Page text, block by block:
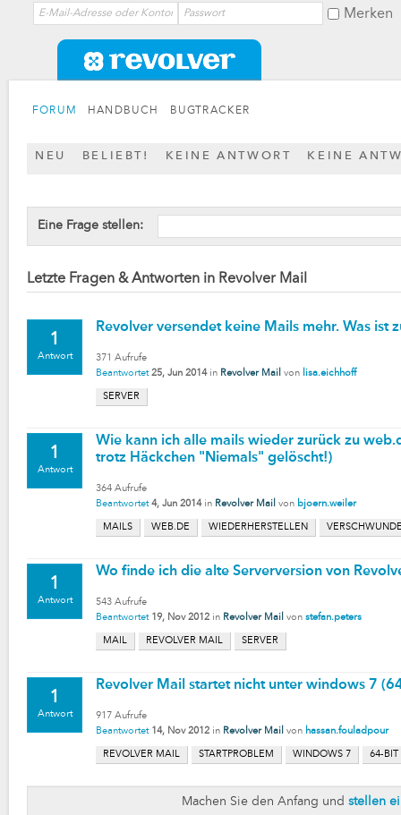
Merken
FORUM HANDBUCH BUGTRACKER
NEU BELIEBT! KEINE ANTWORT KEINE
Eine Frage stellen:
Letzte Fragen & Antworten in Revolver Mail
1
Antwort
Revolver versendet keine Mails mehr. Was ist
371 Aufrufe
Beantwortet 25, Jun 2014 in Revolver Mail von lisa.eichhoff
SERVER
1
Antwort
Wie kann ich alle mails wieder zurück zu
trotz Häckchen "Niemals" gelöscht!)
364 Aufrufe
Beantwortet 4, Jun 2014 in Revolver Mail von bjoern.weiler
MAILS WEB.DE WIEDERHERSTELLEN
1
Antwort
Wo finde ich die alte Serverversion von
543 Aufrufe
Beantwortet 19, Nov 2012 in Revolver Mail von stefan.peters
MAIL REVOLVER MAIL SERVER
1
Antwort
Revolver Mail startet nicht unter windows 7
917 Aufrufe
Beantwortet 14, Nov 2012 in Revolver Mail von hassan.fouladpour
REVOLVER MAIL STARTPROBLEM WINDOWS 7 64-BIT
Machen Sie den Anfang und stellen